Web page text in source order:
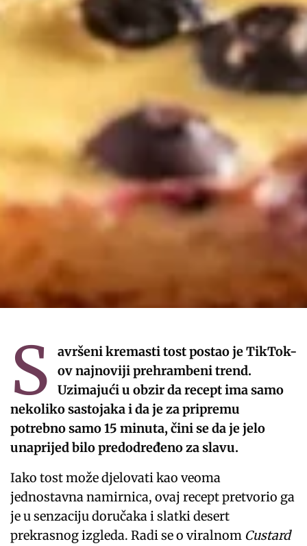
S
avršeni kremasti tost postao je TikTok-
ov najnoviji prehrambeni trend.
Uzimajući u obzir da recept ima samo
nekoliko sastojaka i da je za pripremu
potrebno samo 15 minuta, čini se da je jelo
unaprijed bilo predodređeno za slavu.
Iako tost može djelovati kao veoma
jednostavna namirnica, ovaj recept pretvorio ga
je u senzaciju doručaka i slatki desert
prekrasnog izgleda. Radi se o viralnom Custard